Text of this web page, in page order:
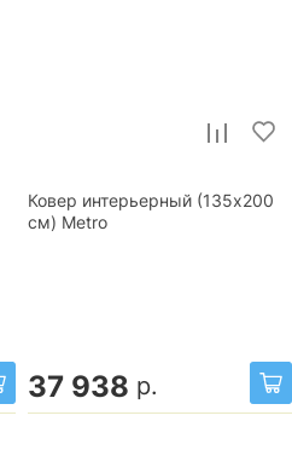
Ковер интерьерный (135x200
см) Metro
37 938 р.